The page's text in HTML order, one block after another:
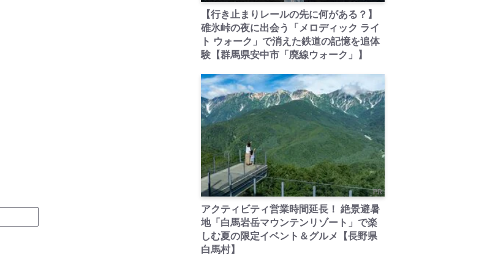
【行き止まりレールの先に何がある？】
碓氷峠の夜に出会う「メロディック ライ
ト ウォーク」で消えた鉄道の記憶を追体
験【群馬県安中市「廃線ウォーク」】
PR
アクティビティ営業時間延長！ 絶景避暑
地「白馬岩岳マウンテンリゾート」で楽
しむ夏の限定イベント＆グルメ【長野県
白馬村】